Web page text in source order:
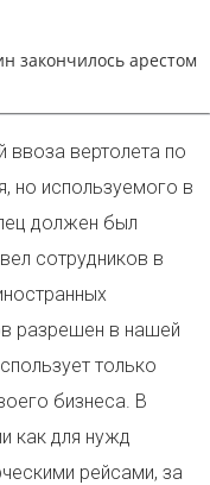
закончилось арестом
ввоза вертолета по
но используемого в
должен был
сотрудников в
разрешен в нашей
только
бизнеса. В
как для нужд
рейсами, за